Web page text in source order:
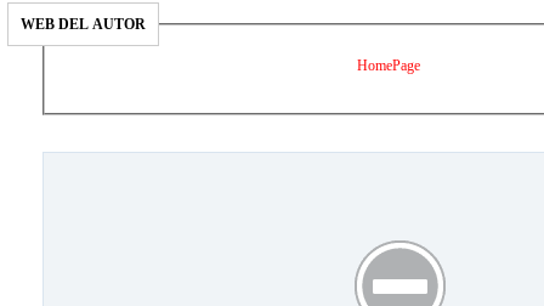
WEB DEL AUTOR
HomePage